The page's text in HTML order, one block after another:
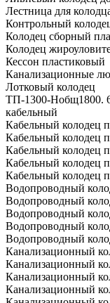
Лестница для
Контрольный
Колодец сборный
Колодец
Кессон пластиковый
Канализационные
Лотковый колодец
ТП-1300-Hобщ1800.
кабельный
Кабельный колодец
Кабельный колодец
Кабельный колодец
Кабельный колодец
Кабельный колодец
Водопроводный
Водопроводный
Водопроводный
Водопроводный
Водопроводный
Канализационный
Канализационный
Канализационный
Канализационный